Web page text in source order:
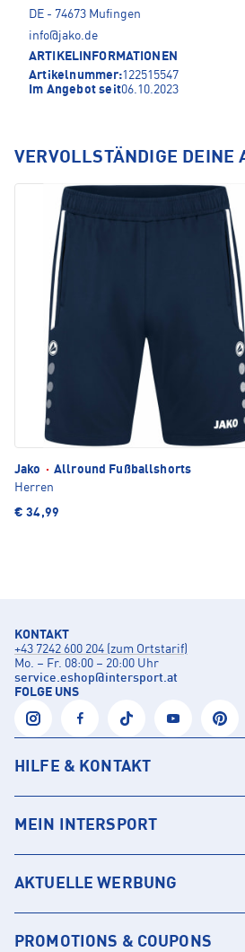
DE - 74673 Mufingen
info@jako.de
ARTIKELINFORMATIONEN
Artikelnummer:122515547
Im Angebot seit06.10.2023
VERVOLLSTÄNDIGE DEINE
Jako · Allround Fußballshorts
Herren
€ 34,99
KONTAKT
+43 7242 600 204 (zum Ortstarif)
Mo. – Fr. 08:00 – 20:00 Uhr
service.eshop@intersport.at
FOLGE UNS
HILFE & KONTAKT
MEIN INTERSPORT
AKTUELLE WERBUNG
PROMOTIONS & COUPONS